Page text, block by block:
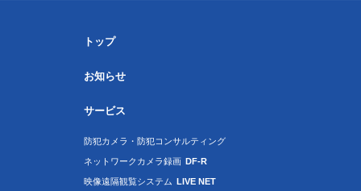
トップ
お知らせ
サービス
防犯カメラ・防犯コンサルティング
ネットワークカメラ録画 DF-R
映像遠隔観覧システム LIVE NET